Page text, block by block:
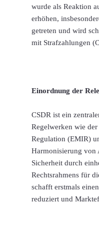
wurde als Reaktion
erhöhen,
getreten und wird
mit Strafzahlungen
Einordnung der
CSDR ist ein
Regelwerken wie
Regulation (EMIR)
Harmonisierung von
Sicherheit durch
Rechtsrahmens für
schafft erstmals
reduziert und